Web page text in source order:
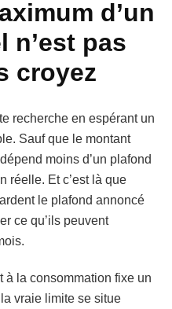
d’un
n’est pas
croyez
recherche en espérant un
Sauf que le montant
moins d’un plafond
réelle. Et c’est là que
le plafond annoncé
ce qu’ils peuvent
à la consommation fixe un
vraie limite se situe